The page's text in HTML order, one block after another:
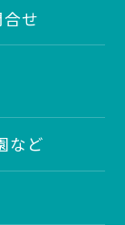
せ
など